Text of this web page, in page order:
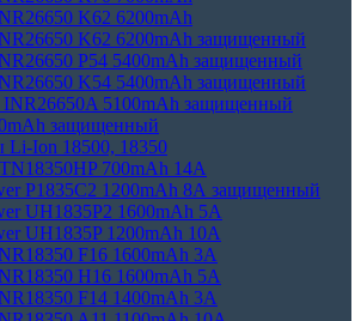
K62 6200mAh
K62 6200mAh защищенный
P54 5400mAh защищенный
K54 5400mAh защищенный
INR26650A 5100mAh защищенный
защищенный
Li-Ion 18500, 18350
700mAh 14A
P1835C2 1200mAh 8А защищенный
UH1835P2 1600mAh 5А
UH1835P 1200mAh 10А
F16 1600mAh 3A
H16 1600mAh 5A
F14 1400mAh 3A